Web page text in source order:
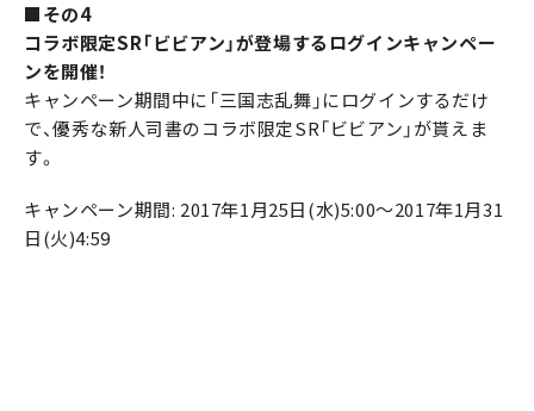
■その4
コラボ限定SR「ビビアン」が登場するログインキャンペー
ンを開催！
キャンペーン期間中に「三国志乱舞」にログインするだけ
で、優秀な新人司書のコラボ限定SR「ビビアン」が貰えま
す。
キャンペーン期間: 2017年1月25日(水)5:00～2017年1月31
日(火)4:59